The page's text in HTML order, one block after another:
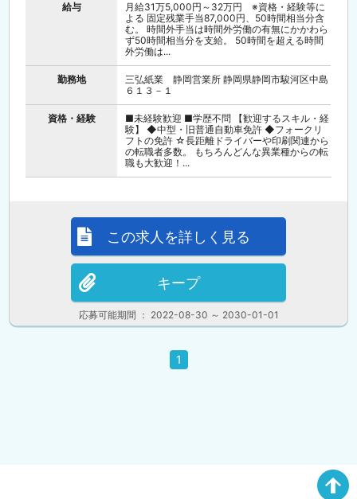
給与
月給31万5,000円～32万円 ※資格・経験等に
よる 固定残業手当87,000円、50時間相当分含
む。 時間外手当は時間外労働の有無にかかわら
ず50時間相当分を支給。 50時間を超える時間
外労働は...
勤務地
三弘紙業 静岡営業所 静岡県静岡市駿河区中島
６１３－１
資格・経験
■未経験歓迎 ■学歴不問 【歓迎するスキル・経
験】 ◆中型・旧普通自動車免許 ◆フォークリ
フトの免許 ☆長距離ドライバーや印刷関連から
の転職者多数。 もちろんどんな異業種からの転
職も大歓迎！...
応募可能期間 ： 2022-08-30 ～ 2030-01-01
この求人を詳しく見る
キープ
1